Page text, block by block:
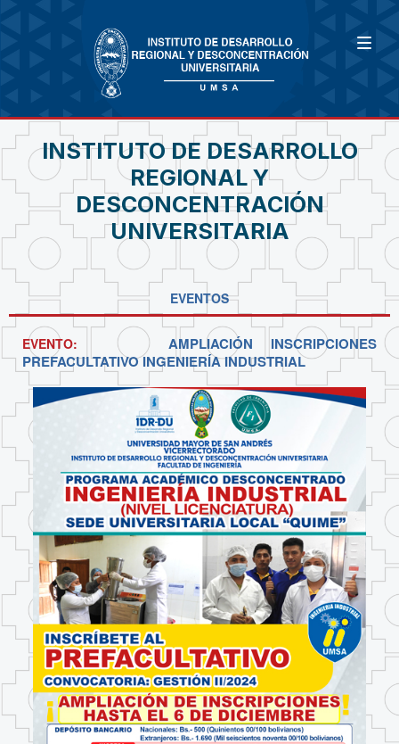
INSTITUTO DE DESARROLLO
REGIONAL Y
DESCONCENTRACIÓN
UNIVERSITARIA
EVENTOS
EVENTO: AMPLIACIÓN INSCRIPCIONES
PREFACULTATIVO INGENIERÍA INDUSTRIAL